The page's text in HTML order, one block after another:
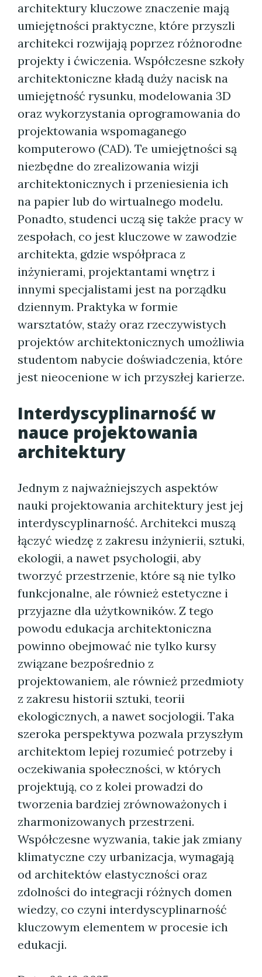
architektury kluczowe znaczenie mają
umiejętności praktyczne, które przyszli
architekci rozwijają poprzez różnorodne
projekty i ćwiczenia. Współczesne szkoły
architektoniczne kładą duży nacisk na
umiejętność rysunku, modelowania 3D
oraz wykorzystania oprogramowania do
projektowania wspomaganego
komputerowo (CAD). Te umiejętności są
niezbędne do zrealizowania wizji
architektonicznych i przeniesienia ich
na papier lub do wirtualnego modelu.
Ponadto, studenci uczą się także pracy w
zespołach, co jest kluczowe w zawodzie
architekta, gdzie współpraca z
inżynierami, projektantami wnętrz i
innymi specjalistami jest na porządku
dziennym. Praktyka w formie
warsztatów, staży oraz rzeczywistych
projektów architektonicznych umożliwia
studentom nabycie doświadczenia, które
jest nieocenione w ich przyszłej karierze.
Interdyscyplinarność w
nauce projektowania
architektury
Jednym z najważniejszych aspektów
nauki projektowania architektury jest jej
interdyscyplinarność. Architekci muszą
łączyć wiedzę z zakresu inżynierii, sztuki,
ekologii, a nawet psychologii, aby
tworzyć przestrzenie, które są nie tylko
funkcjonalne, ale również estetyczne i
przyjazne dla użytkowników. Z tego
powodu edukacja architektoniczna
powinno obejmować nie tylko kursy
związane bezpośrednio z
projektowaniem, ale również przedmioty
z zakresu historii sztuki, teorii
ekologicznych, a nawet socjologii. Taka
szeroka perspektywa pozwala przyszłym
architektom lepiej rozumieć potrzeby i
oczekiwania społeczności, w których
projektują, co z kolei prowadzi do
tworzenia bardziej zrównoważonych i
zharmonizowanych przestrzeni.
Współczesne wyzwania, takie jak zmiany
klimatyczne czy urbanizacja, wymagają
od architektów elastyczności oraz
zdolności do integracji różnych domen
wiedzy, co czyni interdyscyplinarność
kluczowym elementem w procesie ich
edukacji.